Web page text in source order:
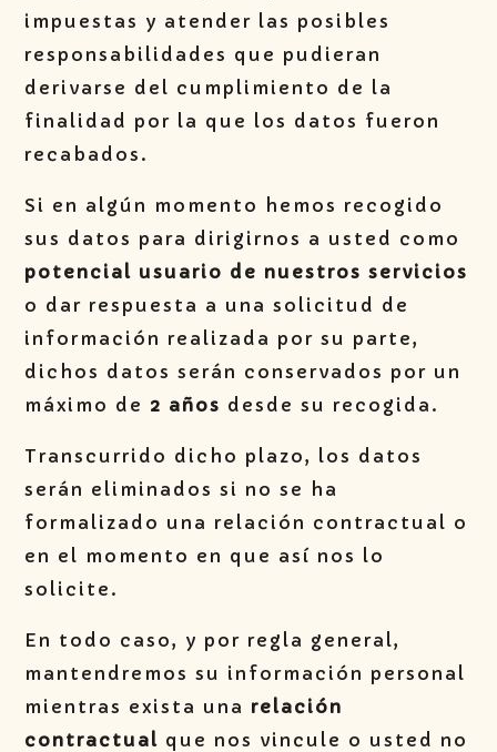
impuestas y atender las posibles
responsabilidades que pudieran
derivarse del cumplimiento de la
finalidad por la que los datos fueron
recabados.
Si en algún momento hemos recogido
sus datos para dirigirnos a usted como
potencial usuario de nuestros servicios
o dar respuesta a una solicitud de
información realizada por su parte,
dichos datos serán conservados por un
máximo de 2 años desde su recogida.
Transcurrido dicho plazo, los datos
serán eliminados si no se ha
formalizado una relación contractual o
en el momento en que así nos lo
solicite.
En todo caso, y por regla general,
mantendremos su información personal
mientras exista una relación
contractual que nos vincule o usted no